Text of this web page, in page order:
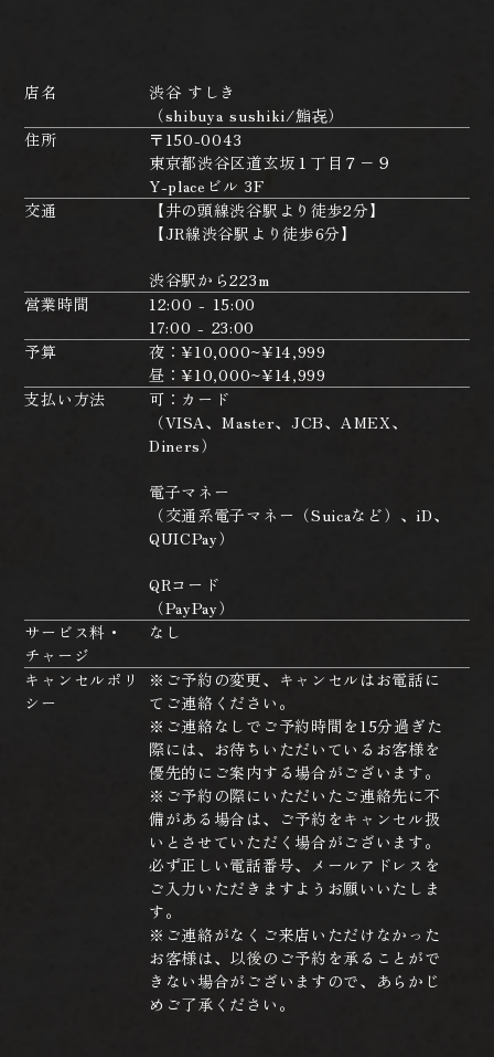
店名
渋谷 すしき
（shibuya sushiki/鮨㐂）
住所
〒150-0043
東京都渋谷区道玄坂１丁目７−９
Y-placeビル 3F
交通
【井の頭線渋谷駅より徒歩2分】
【JR線渋谷駅より徒歩6分】
渋谷駅から223m
営業時間
12:00 - 15:00
17:00 - 23:00
予算
夜：¥10,000~¥14,999
昼：¥10,000~¥14,999
支払い方法
可：カード
（VISA、Master、JCB、AMEX、
Diners）
電子マネー
（交通系電子マネー（Suicaなど）、iD、
QUICPay）
QRコード
（PayPay）
サービス料・
チャージ
なし
キャンセルポリ
シー
※ご予約の変更、キャンセルはお電話に
てご連絡ください。
※ご連絡なしでご予約時間を15分過ぎた
際には、お待ちいただいているお客様を
優先的にご案内する場合がございます。
※ご予約の際にいただいたご連絡先に不
備がある場合は、ご予約をキャンセル扱
いとさせていただく場合がございます。
必ず正しい電話番号、メールアドレスを
ご入力いただきますようお願いいたしま
す。
※ご連絡がなくご来店いただけなかった
お客様は、以後のご予約を承ることがで
きない場合がございますので、あらかじ
めご了承ください。